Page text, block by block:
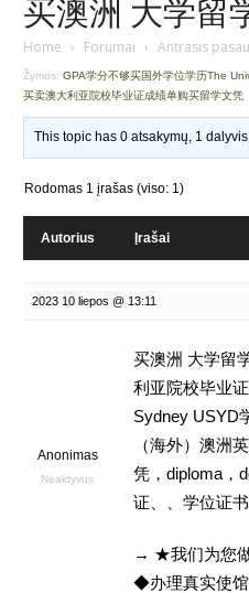
买澳洲 大学留
Home › Forumai › Antrasis
Žymos: GPA学分不够买国外学位学历The
买卖澳大利亚院校毕业证成绩单购买留学文凭
This topic has 0 atsakymų, 1
Rodomas 1 įrašas (viso: 1)
Autorius Įrašai
2023 10 liepos @ 13:11
Anonimas
Neaktyvus
买澳洲 大学留
利亚院校毕业
Sydney USYD
（海外）澳洲
凭，diploma，
证、、学位证
→ ★我们为您
◆办理真实使